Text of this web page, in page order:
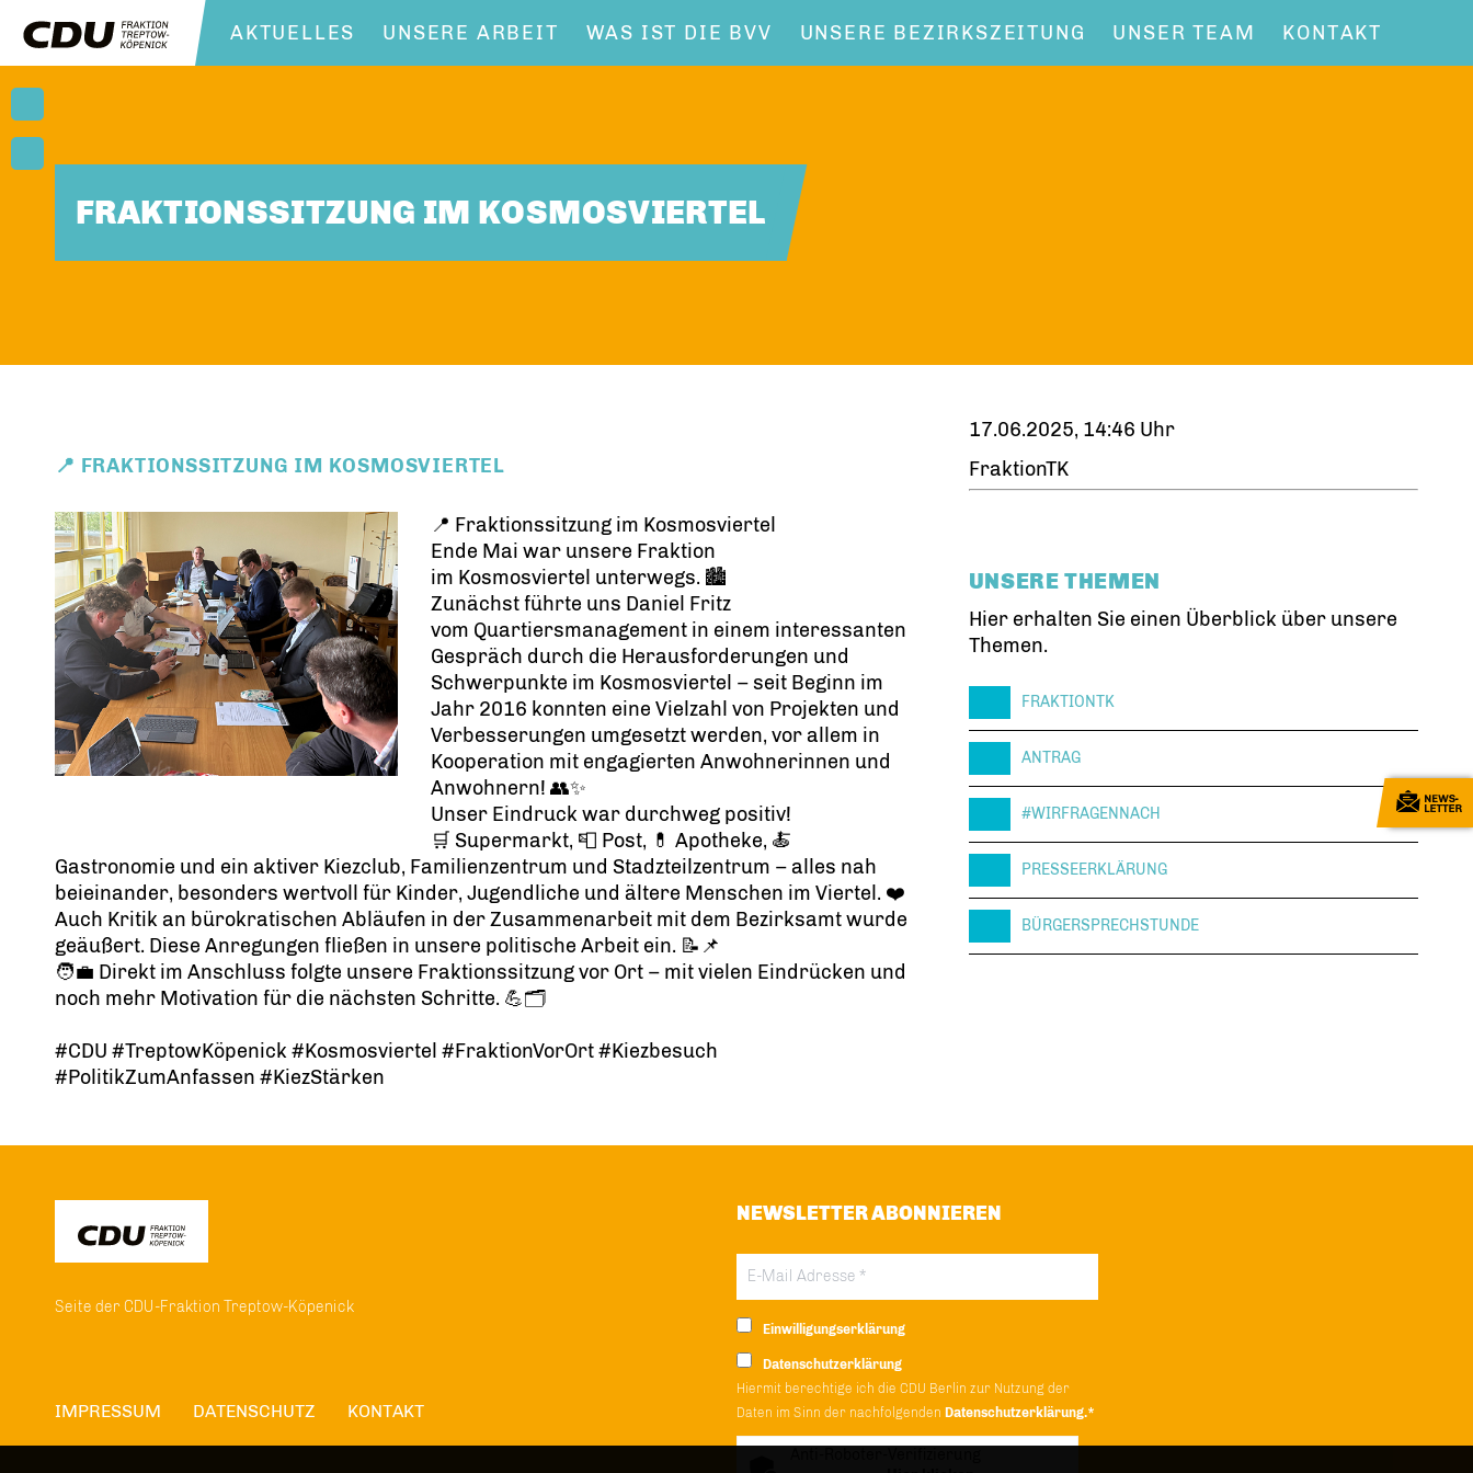
AKTUELLES UNSERE ARBEIT WAS IST DIE BVV UNSERE BEZIRKSZEITUNG UNSER TEAM KONTAKT
FRAKTIONSSITZUNG IM KOSMOSVIERTEL
📍 FRAKTIONSSITZUNG IM KOSMOSVIERTEL
📍 Fraktionssitzung im Kosmosviertel
Ende Mai war unsere Fraktion
im Kosmosviertel unterwegs. 🏙️
Zunächst führte uns Daniel Fritz
vom Quartiersmanagement in einem interessanten
Gespräch durch die Herausforderungen und
Schwerpunkte im Kosmosviertel – seit Beginn im
Jahr 2016 konnten eine Vielzahl von Projekten und
Verbesserungen umgesetzt werden, vor allem in
Kooperation mit engagierten Anwohnerinnen und
Anwohnern! 👥✨
Unser Eindruck war durchweg positiv!
🛒 Supermarkt, 📮 Post, 💊 Apotheke, 🍝
Gastronomie und ein aktiver Kiezclub, Familienzentrum und Stadzteilzentrum – alles nah
beieinander, besonders wertvoll für Kinder, Jugendliche und ältere Menschen im Viertel. ❤️
Auch Kritik an bürokratischen Abläufen in der Zusammenarbeit mit dem Bezirksamt wurde
geäußert. Diese Anregungen fließen in unsere politische Arbeit ein. 📝📌
🧑‍💼 Direkt im Anschluss folgte unsere Fraktionssitzung vor Ort – mit vielen Eindrücken und
noch mehr Motivation für die nächsten Schritte. 💪🗂️
#CDU #TreptowKöpenick #Kosmosviertel #FraktionVorOrt #Kiezbesuch
#PolitikZumAnfassen #KiezStärken
17.06.2025, 14:46 Uhr
FraktionTK
UNSERE THEMEN
Hier erhalten Sie einen Überblick über unsere
Themen.
FRAKTIONTK
ANTRAG
#WIRFRAGENNACH
PRESSEERKLÄRUNG
BÜRGERSPRECHSTUNDE
Seite der CDU-Fraktion Treptow-Köpenick
IMPRESSUM DATENSCHUTZ KONTAKT
NEWSLETTER ABONNIEREN
Einwilligungserklärung
Datenschutzerklärung
Hiermit berechtige ich die CDU Berlin zur Nutzung der
Daten im Sinn der nachfolgenden Datenschutzerklärung.*